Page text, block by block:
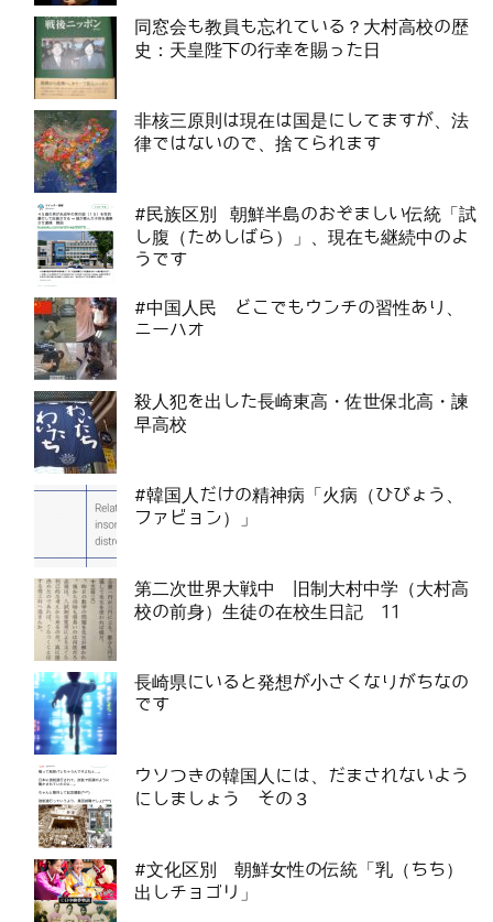
同窓会も教員も忘れている？大村高校の歴
史：天皇陛下の行幸を賜った日
非核三原則は現在は国是にしてますが、法
律ではないので、捨てられます
#民族区別 朝鮮半島のおぞましい伝統「試
し腹（ためしばら）」、現在も継続中のよ
うです
#中国人民 どこでもウンチの習性あり、
ニーハオ
殺人犯を出した長崎東高・佐世保北高・諫
早高校
#韓国人だけの精神病「火病（ひびょう、
ファビョン）」
第二次世界大戦中 旧制大村中学（大村高
校の前身）生徒の在校生日記 11
長崎県にいると発想が小さくなりがちなの
です
ウソつきの韓国人には、だまされないよう
にしましょう その３
#文化区別 朝鮮女性の伝統「乳（ちち）
出しチョゴリ」